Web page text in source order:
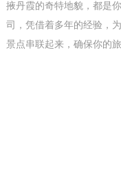
掖丹霞的奇特地貌，都是
司，凭借着多年的经验，
景点串联起来，确保你的